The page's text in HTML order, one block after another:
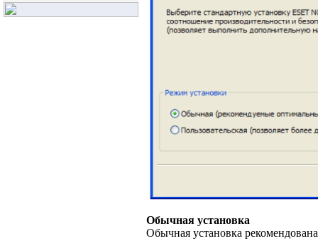
Обычная установка
Обычная установка